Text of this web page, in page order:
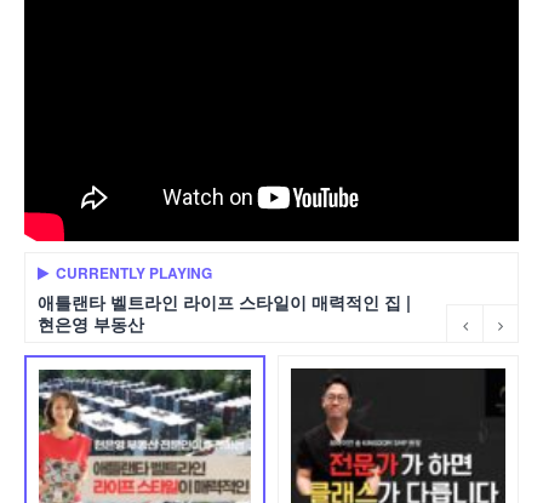
CURRENTLY PLAYING
애틀랜타 벨트라인 라이프 스타일이 매력적인 집 |
현은영 부동산